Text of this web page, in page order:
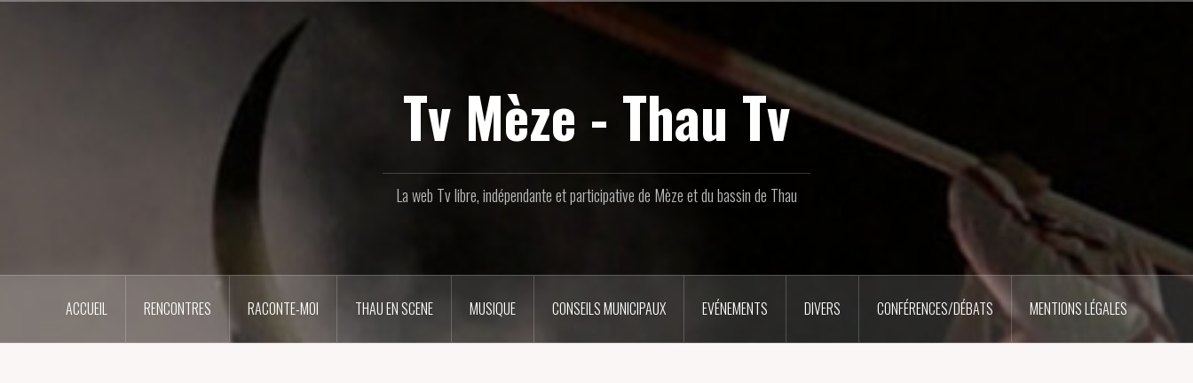
Tv Mèze - Thau Tv
La web Tv libre, indépendante et participative de Mèze et du bassin de Thau
ACCUEIL RENCONTRES RACONTE-MOI THAU EN SCENE MUSIQUE CONSEILS MUNICIPAUX EVÉNEMENTS DIVERS CONFÉRENCES/DÉBATS MENTIONS LÉGALES